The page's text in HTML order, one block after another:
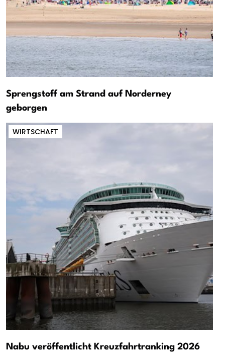
Sprengstoff am Strand auf Norderney
geborgen
WIRTSCHAFT
Nabu veröffentlicht Kreuzfahrtranking 2026